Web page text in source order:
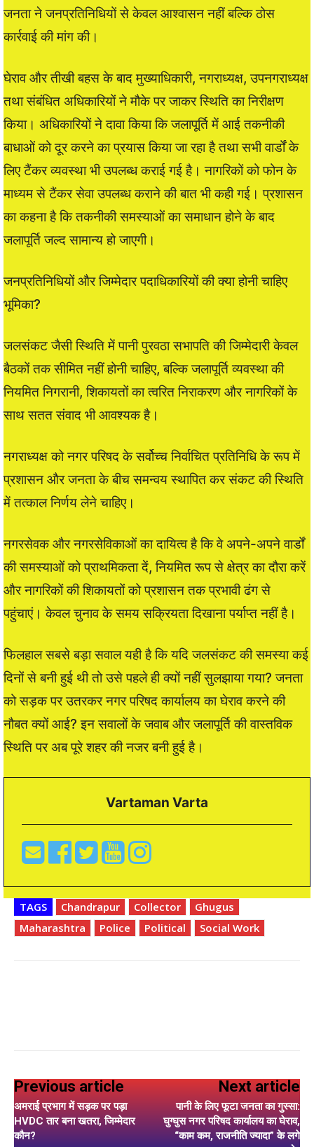
जनता ने जनप्रतिनिधियों से केवल आश्वासन नहीं बल्कि ठोस
कार्रवाई की मांग की।
घेराव और तीखी बहस के बाद मुख्याधिकारी, नगराध्यक्ष, उपनगराध्यक्ष
तथा संबंधित अधिकारियों ने मौके पर जाकर स्थिति का निरीक्षण
किया। अधिकारियों ने दावा किया कि जलापूर्ति में आई तकनीकी
बाधाओं को दूर करने का प्रयास किया जा रहा है तथा सभी वार्डों के
लिए टैंकर व्यवस्था भी उपलब्ध कराई गई है। नागरिकों को फोन के
माध्यम से टैंकर सेवा उपलब्ध कराने की बात भी कही गई। प्रशासन
का कहना है कि तकनीकी समस्याओं का समाधान होने के बाद
जलापूर्ति जल्द सामान्य हो जाएगी।
जनप्रतिनिधियों और जिम्मेदार पदाधिकारियों की क्या होनी चाहिए
भूमिका?
जलसंकट जैसी स्थिति में पानी पुरवठा सभापति की जिम्मेदारी केवल
बैठकों तक सीमित नहीं होनी चाहिए, बल्कि जलापूर्ति व्यवस्था की
नियमित निगरानी, शिकायतों का त्वरित निराकरण और नागरिकों के
साथ सतत संवाद भी आवश्यक है।
नगराध्यक्ष को नगर परिषद के सर्वोच्च निर्वाचित प्रतिनिधि के रूप में
प्रशासन और जनता के बीच समन्वय स्थापित कर संकट की स्थिति
में तत्काल निर्णय लेने चाहिए।
नगरसेवक और नगरसेविकाओं का दायित्व है कि वे अपने-अपने वार्डों
की समस्याओं को प्राथमिकता दें, नियमित रूप से क्षेत्र का दौरा करें
और नागरिकों की शिकायतों को प्रशासन तक प्रभावी ढंग से
पहुंचाएं। केवल चुनाव के समय सक्रियता दिखाना पर्याप्त नहीं है।
फिलहाल सबसे बड़ा सवाल यही है कि यदि जलसंकट की समस्या कई
दिनों से बनी हुई थी तो उसे पहले ही क्यों नहीं सुलझाया गया? जनता
को सड़क पर उतरकर नगर परिषद कार्यालय का घेराव करने की
नौबत क्यों आई? इन सवालों के जवाब और जलापूर्ति की वास्तविक
स्थिति पर अब पूरे शहर की नजर बनी हुई है।
Vartaman Varta
TAGS Chandrapur Collector
Ghugus
Maharashtra
Police Political Social Work
Previous article
अमराई प्रभाग में सड़क पर पड़ा
HVDC तार बना खतरा, जिम्मेदार
कौन?
Next article
पानी के लिए फूटा जनता का गुस्सा:
घुग्घुस नगर परिषद कार्यालय का घेराव,
“काम कम, राजनीति ज्यादा” के लगे